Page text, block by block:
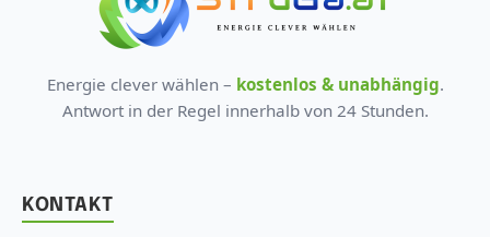
Energie clever wählen – kostenlos & unabhängig.
Antwort in der Regel innerhalb von 24 Stunden.
KONTAKT